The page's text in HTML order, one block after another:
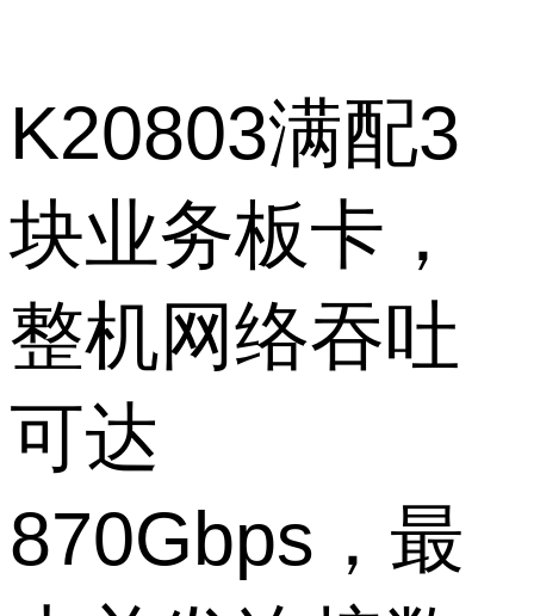
K20803满配3
块业务板卡，
整机网络吞吐
可达
870Gbps，最